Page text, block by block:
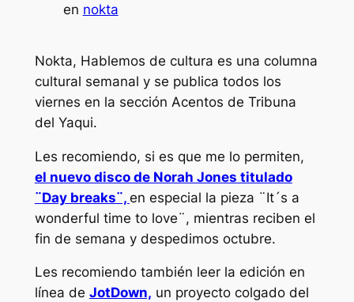
en nokta
Nokta, Hablemos de cultura es una columna
cultural semanal y se publica todos los
viernes en la sección Acentos de Tribuna
del Yaqui.
Les recomiendo, si es que me lo permiten,
el nuevo disco de Norah Jones titulado
¨Day breaks¨, en especial la pieza ¨It´s a
wonderful time to love¨, mientras reciben el
fin de semana y despedimos octubre.
Les recomiendo también leer la edición en
línea de JotDown, un proyecto colgado del